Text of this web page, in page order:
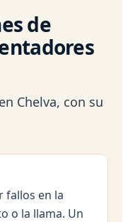
de
Chelva, con su
fallos en la
o la llama. Un